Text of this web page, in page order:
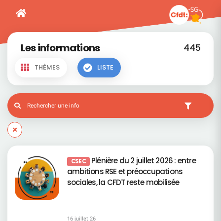
Les informations 445
THÈMES LISTE
CSEC Plénière du 2 juillet 2026 : entre
ambitions RSE et préoccupations
sociales, la CFDT reste mobilisée
16 juillet 26